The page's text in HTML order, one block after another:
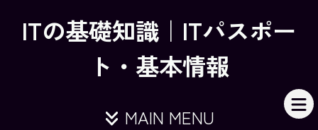
ITの基礎知識｜ITパスポー
ト・基本情報
MAIN MENU